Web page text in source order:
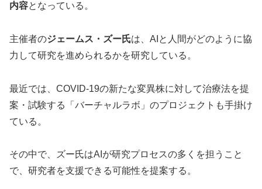
内容となっている。
主催者のジェームス・ズー氏は、AIと人間がどのように協
力して研究を進められるかを研究している。
最近では、COVID-19の新たな変異株に対して治療法を提
案・試験する「バーチャルラボ」のプロジェクトも手掛け
ている。
その中で、ズー氏はAIが研究プロセスの多くを担うこと
で、研究者を支援できる可能性を提案する。